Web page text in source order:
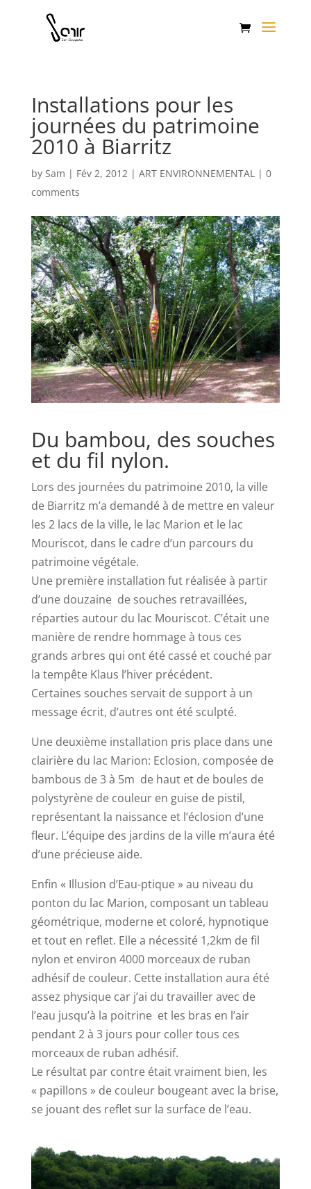
Installations pour les
journées du patrimoine
2010 à Biarritz
by Sam | Fév 2, 2012| ART ENVIRONNEMENTAL| 0
comments
Du bambou, des souches
et du fil nylon.
Lors des journées du patrimoine 2010, la ville
de Biarritz m’a demandé à de mettre en valeur
les 2 lacs de la ville, le lac Marion et le lac
Mouriscot, dans le cadre d’un parcours du
patrimoine végétale.
Une première installation fut réalisée à partir
d’une douzaine de souches retravaillées,
réparties autour du lac Mouriscot. C’était une
manière de rendre hommage à tous ces
grands arbres qui ont été cassé et couché par
la tempête Klaus l’hiver précédent.
Certaines souches servait de support à un
message écrit, d’autres ont été sculpté.
Une deuxième installation pris place dans une
clairière du lac Marion: Eclosion, composée de
bambous de 3 à 5m de haut et de boules de
polystyrène de couleur en guise de pistil,
représentant la naissance et l’éclosion d’une
fleur. L’équipe des jardins de la ville m’aura été
d’une précieuse aide.
Enfin « Illusion d’Eau-ptique » au niveau du
ponton du lac Marion, composant un tableau
géométrique, moderne et coloré, hypnotique
et tout en reflet. Elle a nécessité 1,2km de fil
nylon et environ 4000 morceaux de ruban
adhésif de couleur. Cette installation aura été
assez physique car j’ai du travailler avec de
l’eau jusqu’à la poitrine et les bras en l’air
pendant 2 à 3 jours pour coller tous ces
morceaux de ruban adhésif.
Le résultat par contre était vraiment bien, les
« papillons » de couleur bougeant avec la brise,
se jouant des reflet sur la surface de l’eau.